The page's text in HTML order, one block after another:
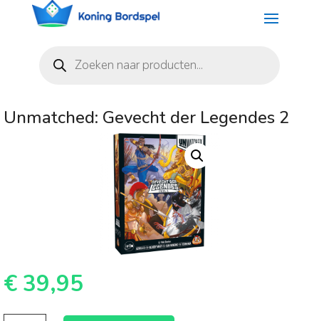
zoeken
Unmatched: Gevecht der Legendes 2
€ 39,95